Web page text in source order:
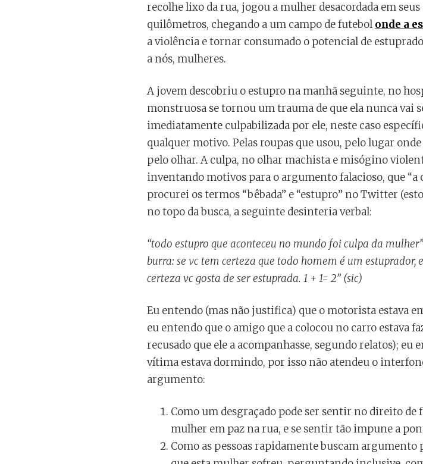
recolhe lixo da rua, jogou a mulher desacordada em
quilômetros, chegando a um campo de futebolonde a
a violência e tornar consumado o potencial de
a nós, mulheres.
A jovem descobriu o estupro na manhã seguinte, no
monstruosa se tornou um trauma de que ela nunca vai
imediatamente culpabilizada por ele, neste caso
qualquer motivo. Pelas roupas que usou, pelo lugar
pelo olhar. A culpa, no olhar machista e misógino
inventando motivos para o argumento falacioso, que “a
procurei os termos “bêbada” e “estupro” no Twitter
no topo da busca, a seguinte desinteria verbal:
“todo estupro que aconteceu no mundo foi culpa da
burra: se vc tem certeza que todo homem é um
certeza vc gosta de ser estuprada. 1 + 1= 2” (sic)
Eu entendo (mas não justifica) que o motorista estava
eu entendo que o amigo que a colocou no carro estava
recusado que ele a acompanhasse, segundo relatos); eu
vítima estava dormindo, por isso não atendeu o
argumento:
Como um desgraçado pode ser sentir no direito de
mulher em paz na rua, e se sentir tão impune a
Como as pessoas rapidamente buscam